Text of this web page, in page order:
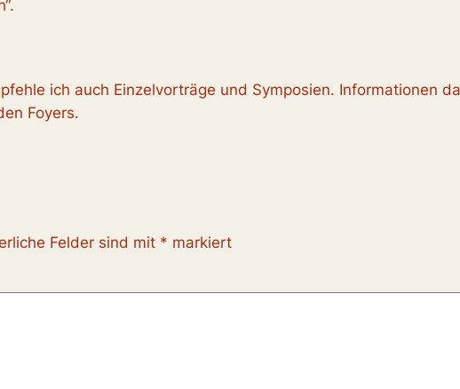
ich auch Einzelvorträge und Symposien. Informationen
Foyers.
Felder sind mit * markiert